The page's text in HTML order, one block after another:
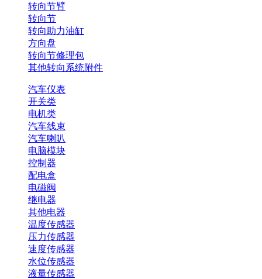
转向节臂
转向节
转向助力油缸
方向盘
转向节修理包
其他转向系统附件
汽车仪表
开关类
电机类
汽车线束
汽车喇叭
电脑模块
控制器
配电盒
电磁阀
继电器
其他电器
温度传感器
压力传感器
速度传感器
水位传感器
液量传感器